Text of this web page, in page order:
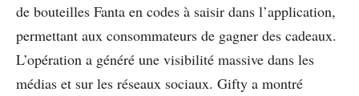
de bouteilles Fanta en codes à saisir dans l’application,
permettant aux consommateurs de gagner des cadeaux.
L’opération a généré une visibilité massive dans les
médias et sur les réseaux sociaux. Gifty a montré